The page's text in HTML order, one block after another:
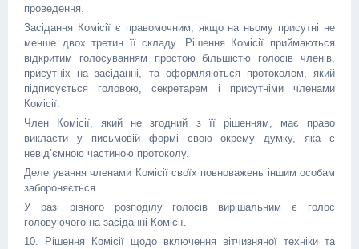
проведення.
Засідання Комісії є правомочним, якщо на ньому присутні не
менше двох третин її складу. Рішення Комісії приймаються
відкритим голосуванням простою більшістю голосів членів,
присутніх на засіданні, та оформляються протоколом, який
підписується головою, секретарем і присутніми членами
Комісії.
Член Комісії, який не згодний з її рішенням, має право
викласти у письмовій формі свою окрему думку, яка є
невід’ємною частиною протоколу.
Делегування членами Комісії своїх повноважень іншим особам
забороняється.
У разі рівного розподілу голосів вирішальним є голос
головуючого на засіданні Комісії.
10. Рішення Комісії щодо включення вітчизняної техніки та